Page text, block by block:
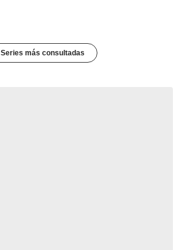
Series más consultadas